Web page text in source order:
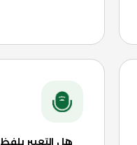
هل التعبير بلفظ